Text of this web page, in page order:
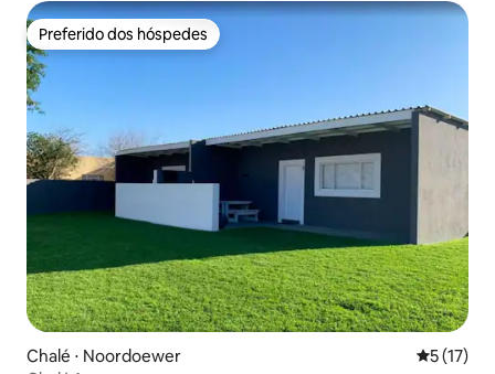
Preferido dos hóspedes
Preferido dos hóspedes
Chalé ⋅ Noordoewer 5 de uma
5 (17)